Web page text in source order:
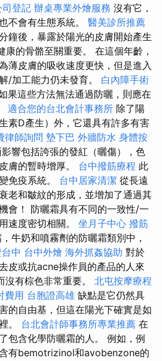
司登記 辦桌專業外燴服務 沒有它，
不會有生態系統。 醫美診所推薦
鐘後，暴露於陽光的皮膚開始產生
的骨骼至關重要。 在這個年齡，
薄皮膚的吸收速度更快，但是進入
/加工能力仍未發育。 白內障手術
果這些方法無法通過防曬，則應在
適合您的台北會計事務所 除了陽
素D產生）外，它還具有許多有害
律師詢問 墊下巴 外牆防水 身體按
響包括誇張的發紅（曬傷），色
膚的暫時增厚。 台中撥筋療程 此
免疫系統。 台中居家清潔 從長遠
老和皺紋的形成，並增加了通過其
會！ 防曬霜具有不同的一致性/一
速度密切相關。 坐月子中心 撥筋
牛奶和噴霧劑的防曬霜類別中，
中 台中外燴 海外抓姦協助 對於
皮或抗acne操作員的產品的人來
有棕色非常重要。 北屯按摩療程
費用 台胞證高雄 缺點是它仍然具
的自由基，但這在陽光下確實是如
。 台北會計師事務所專業推薦 在
包含化學防曬霜的人。 例如，例
有bemotrizinol和avobenzone的